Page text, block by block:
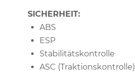
SICHERHEIT:
ABS
ESP
Stabilitätskontrolle
ASC (Traktionskontrolle)